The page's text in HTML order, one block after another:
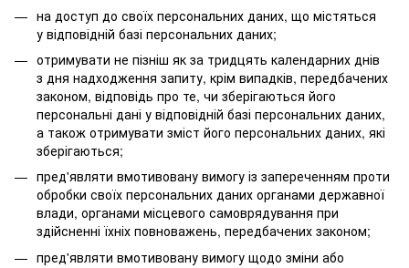
на доступ до своїх персональних даних, що містяться
у відповідній базі персональних даних;
отримувати не пізніш як за тридцять календарних днів
з дня надходження запиту, крім випадків, передбачених
законом, відповідь про те, чи зберігаються його
персональні дані у відповідній базі персональних даних,
а також отримувати зміст його персональних даних, які
зберігаються;
пред'являти вмотивовану вимогу із запереченням проти
обробки своїх персональних даних органами державної
влади, органами місцевого самоврядування при
здійсненні їхніх повноважень, передбачених законом;
пред'являти вмотивовану вимогу щодо зміни або